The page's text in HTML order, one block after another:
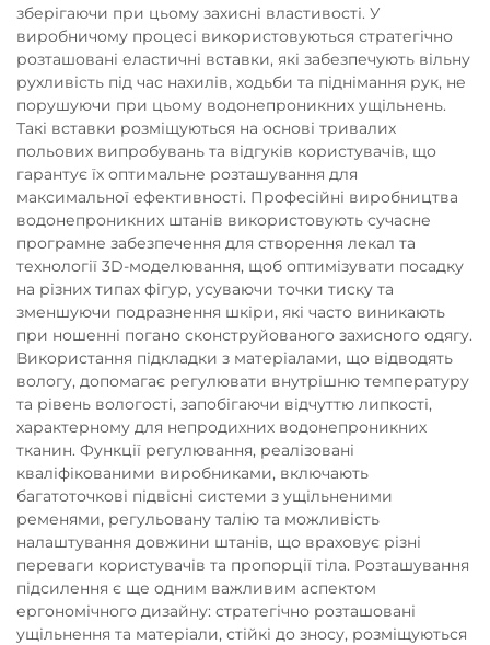
зберігаючи при цьому захисні властивості. У
виробничому процесі використовуються стратегічно
розташовані еластичні вставки, які забезпечують вільну
рухливість під час нахилів, ходьби та піднімання рук, не
порушуючи при цьому водонепроникних ущільнень.
Такі вставки розміщуються на основі тривалих
польових випробувань та відгуків користувачів, що
гарантує їх оптимальне розташування для
максимальної ефективності. Професійні виробництва
водонепроникних штанів використовують сучасне
програмне забезпечення для створення лекал та
технології 3D-моделювання, щоб оптимізувати посадку
на різних типах фігур, усуваючи точки тиску та
зменшуючи подразнення шкіри, які часто виникають
при ношенні погано сконструйованого захисного одягу.
Використання підкладки з матеріалами, що відводять
вологу, допомагає регулювати внутрішню температуру
та рівень вологості, запобігаючи відчуттю липкості,
характерному для непродихних водонепроникних
тканин. Функції регулювання, реалізовані
кваліфікованими виробниками, включають
багатоточкові підвісні системи з ущільненими
ременями, регульовану талію та можливість
налаштування довжини штанів, що враховує різні
переваги користувачів та пропорції тіла. Розташування
підсилення є ще одним важливим аспектом
ергономічного дизайну: стратегічно розташовані
ущільнення та матеріали, стійкі до зносу, розміщуються